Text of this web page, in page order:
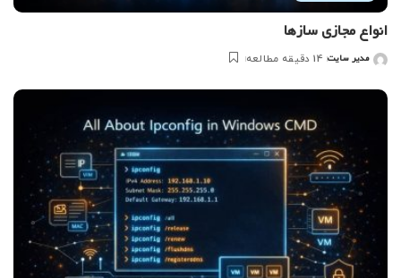
انواع مجازی سازها
ارسال
توسط
مدیر سایت 14 دقیقه مطالعه